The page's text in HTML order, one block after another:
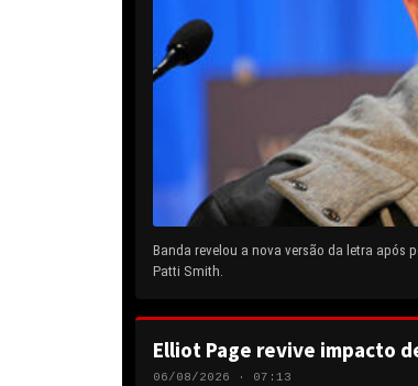
Banda revelou a nova versão da letra após
Patti Smith.
Elliot Page revive impacto
06/08/2026 · 07:13